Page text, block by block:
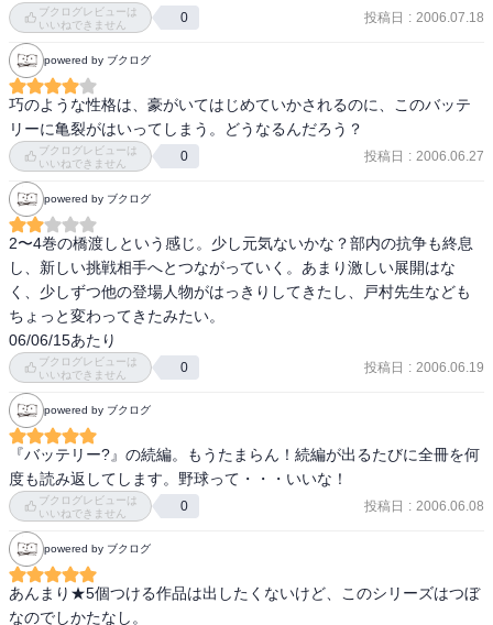
ブクログレビューは
いいねできません
0 投稿日 : 2006.07.18
powered by ブクログ
巧のような性格は、豪がいてはじめていかされるのに、このバッテ
リーに亀裂がはいってしまう。どうなるんだろう？
ブクログレビューは
いいねできません
0 投稿日 : 2006.06.27
powered by ブクログ
2〜4巻の橋渡しという感じ。少し元気ないかな？部内の抗争も終息
し、新しい挑戦相手へとつながっていく。あまり激しい展開はな
く、少しずつ他の登場人物がはっきりしてきたし、戸村先生なども
ちょっと変わってきたみたい。
06/06/15あたり
ブクログレビューは
いいねできません
0 投稿日 : 2006.06.19
powered by ブクログ
『バッテリー?』の続編。もうたまらん！続編が出るたびに全冊を何
度も読み返してします。野球って・・・いいな！
ブクログレビューは
いいねできません
0 投稿日 : 2006.06.08
powered by ブクログ
あんまり★5個つける作品は出したくないけど、このシリーズはつぼ
なのでしかたなし。